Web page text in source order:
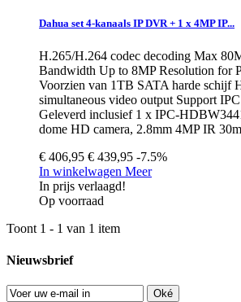
Dahua set 4-kanaals IP DVR + 1 x 4MP IP...
H.265/H.264 codec decoding Max
Bandwidth Up to 8MP Resolution for
Voorzien van 1TB SATA harde schijf
simultaneous video output Support
Geleverd inclusief 1 x IPC-
dome HD camera, 2.8mm 4MP IR 30m
€ 406,95 € 439,95 -7.5%
In winkelwagen Meer
In prijs verlaagd!
Op voorraad
Toont 1 - 1 van 1 item
Nieuwsbrief
Oké